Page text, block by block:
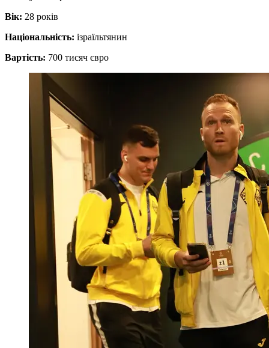
Вік: 28 років
Національність: ізраїльтянин
Вартість: 700 тисяч євро